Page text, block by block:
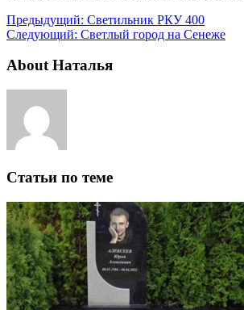
Предыдущий: Светильник РКУ 400
Следующий: Светлый город на Сенеже
About Наталья
Статьи по теме